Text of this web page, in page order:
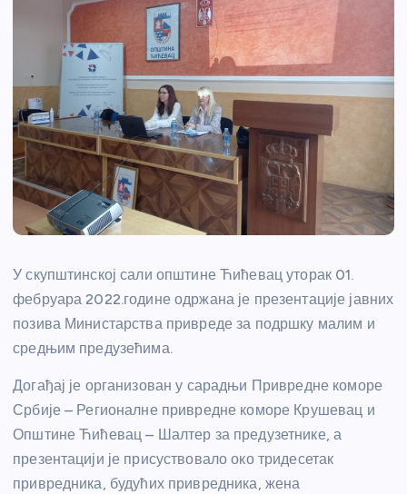
У скупштинској сали општине Ћићевац уторак 01.
фебруара 2022.године одржана је презентације јавних
позива Министарства привреде за подршку малим и
средњим предузећима.
Догађај је организован у сарадњи Привредне коморе
Србије – Регионалне привредне коморе Крушевац и
Општине Ћићевац – Шалтер за предузетнике, а
презентацији је присуствовало око тридесетак
привредника, будућих привредника, жена